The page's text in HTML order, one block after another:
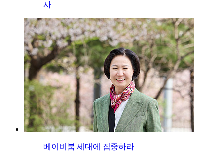
사
베이비붐 세대에 집중하라